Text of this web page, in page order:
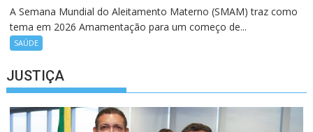
A Semana Mundial do Aleitamento Materno (SMAM) traz como
tema em 2026 Amamentação para um começo de...
SAÚDE
JUSTIÇA